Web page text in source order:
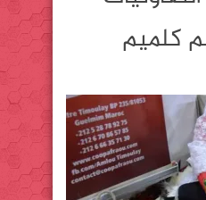
كلميم